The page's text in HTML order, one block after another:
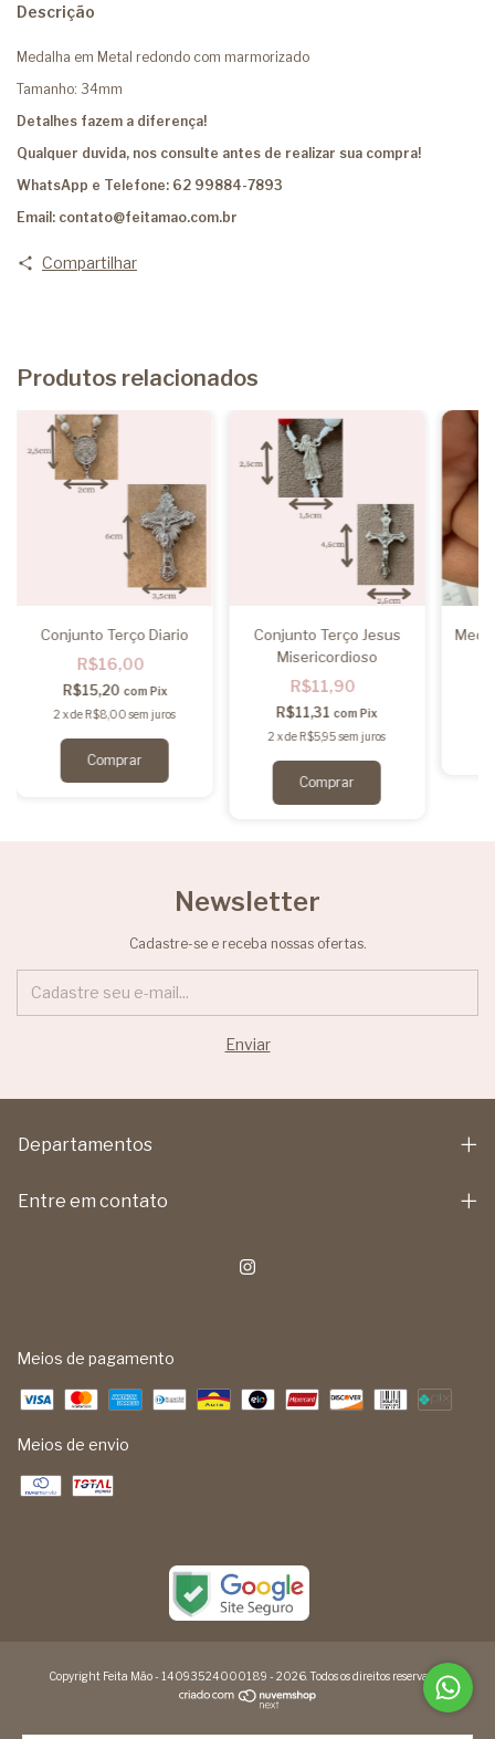
Descrição
Medalha em Metal redondo com marmorizado
Tamanho: 34mm
Detalhes fazem a diferença!
Qualquer duvida, nos consulte antes de realizar sua compra!
WhatsApp e Telefone: 62 99884-7893
Email: contato@feitamao.com.br
Compartilhar
Produtos relacionados
Conjunto Terço Diario
R$16,00
R$15,20 com Pix
2 xde R$8,00 sem juros
Conjunto Terço Jesus
Misericordioso
R$11,90
R$11,31com Pix
2 xde R$5,95 sem juros
Newsletter
Cadastre-se e receba nossas ofertas.
Departamentos
Entre em contato
Meios de pagamento
Meios de envio
Copyright Feita Mão - 14093524000189 - 2026. Todos os direitos reservados.